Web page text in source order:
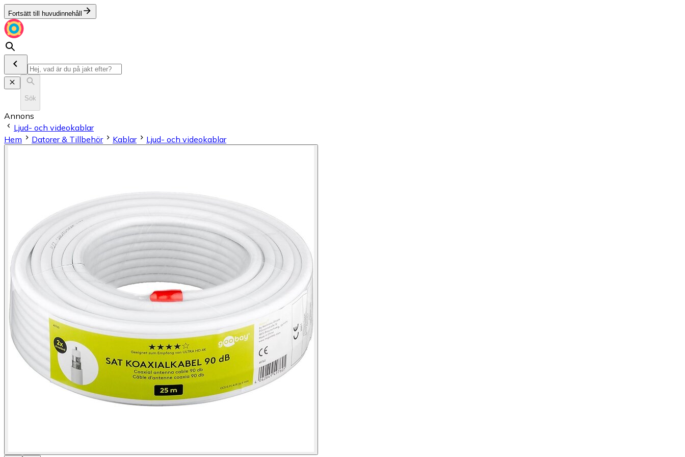
Fortsätt till huvudinnehåll
Sök
Annons
Ljud- och videokablar
Hem
Datorer & Tillbehör Kablar Ljud- och videokablar